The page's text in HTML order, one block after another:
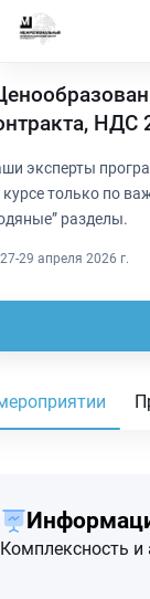
НДС
эксперты
курсе только по
разделы.
27-29 апреля 2026 г.
Комплексность и